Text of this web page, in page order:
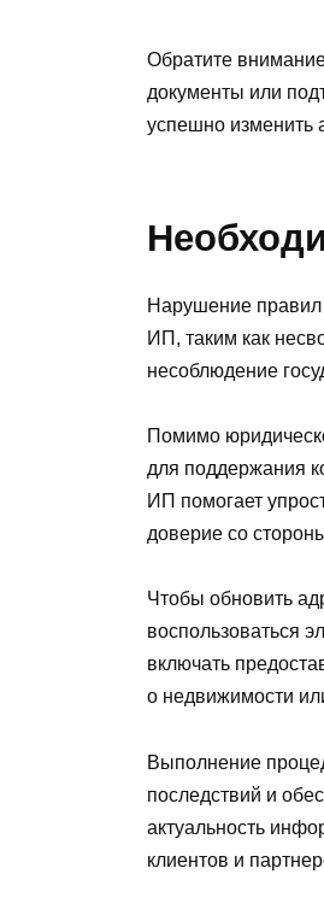
Обратите
документы или
успешно изменить
Нарушение
ИП, таким как
несоблюдение
Помимо
для поддержания
ИП помогает
доверие со
Чтобы обновить
воспользоваться
включать
о недвижимости
Выполнение
последствий и
актуальность
клиентов и